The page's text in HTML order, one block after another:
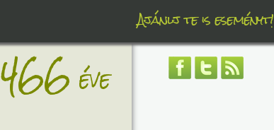
Ajánlj te is eseményt!
466 éve